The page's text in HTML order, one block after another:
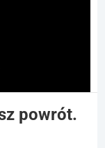
powrót.